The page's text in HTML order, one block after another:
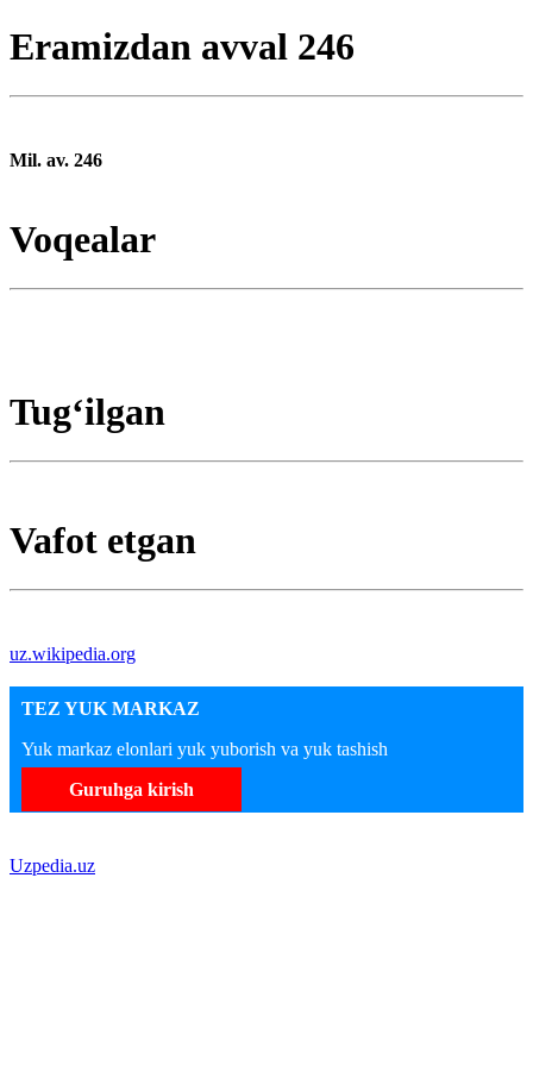
Eramizdan avval 246
Mil. av. 246
Voqealar
Tugʻilgan
Vafot etgan
uz.wikipedia.org
TEZ YUK MARKAZ
Yuk markaz elonlari yuk yuborish va yuk tashish
Guruhga kirish
Uzpedia.uz